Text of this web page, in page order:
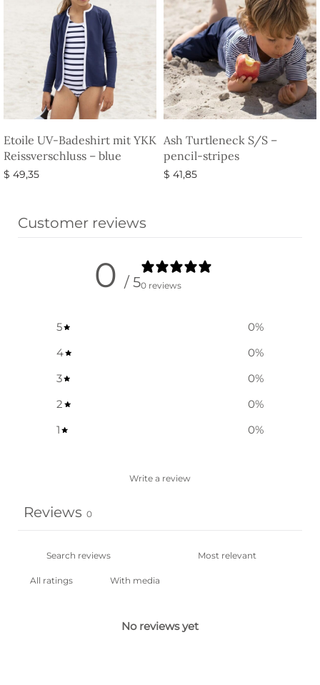
Etoile UV-Badeshirt mit YKK
Reissverschluss – blue
$ 49,35
Ash Turtleneck S/S –
pencil-stripes
$ 41,85
Customer reviews
0 / 50 reviews
5 0%
4
0%
3
0%
2
0%
1
0%
Write a review
Reviews 0
With media
No reviews yet